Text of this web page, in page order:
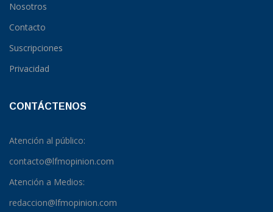
Nosotros
Contacto
Suscripciones
Privacidad
CONTÁCTENOS
Atención al público:
contacto@lfmopinion.com
Atención a Medios:
redaccion@lfmopinion.com